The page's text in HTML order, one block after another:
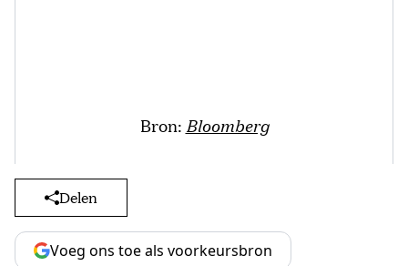
Bron: Bloomberg
Delen
Voeg ons toe als voorkeursbron